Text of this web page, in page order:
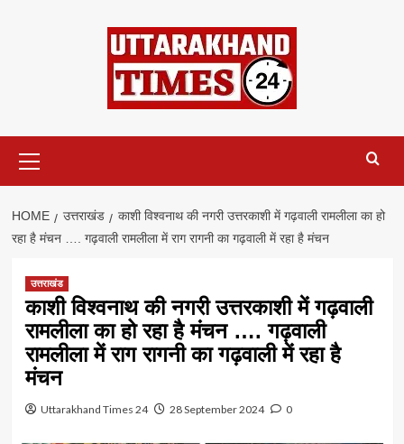
Menu
HOME उत्तराखंड
काशी विश्वनाथ की नगरी उत्तरकाशी में गढ़वाली रामलीला का हो
रहा है मंचन …. गढ़वाली रामलीला में राग रागनी का गढ़वाली में रहा है मंचन
उत्तराखंड
काशी विश्वनाथ की नगरी उत्तरकाशी में गढ़वाली
रामलीला का हो रहा है मंचन …. गढ़वाली
रामलीला में राग रागनी का गढ़वाली में रहा है
मंचन
Uttarakhand Times 24 28 September 2024 0